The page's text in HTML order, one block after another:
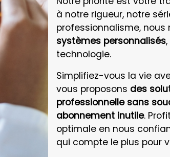
à notre rigueur, notre
professionnalisme,
systèmes personnalisés
technologie.
Simplifiez-vous la vie
vous proposons des
professionnelle sans
abonnement inutile.
optimale en nous
qui compte le plus pour